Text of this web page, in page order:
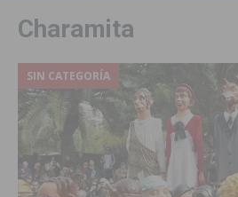
Charamita
SIN CATEGORÍA